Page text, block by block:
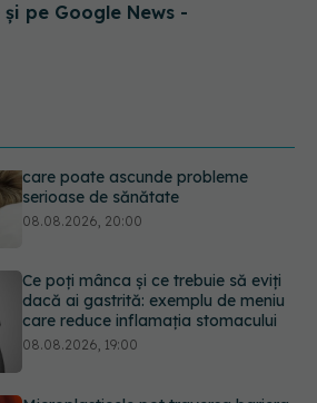
pe Google News -
Ce poți mânca și ce trebuie să eviți
dacă ai gastrită: exemplu de meniu
Microplasticele pot traversa bariera
placentară și modifica hormonii